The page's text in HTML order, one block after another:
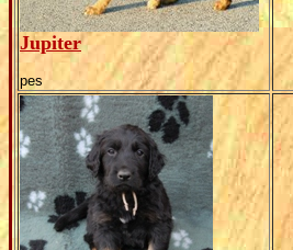
Jupiter
pes